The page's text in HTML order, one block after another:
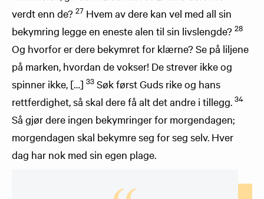
verdt enn de? 27 Hvem av dere kan vel med all sin
bekymring legge en eneste alen til sin livslengde? 28
Og hvorfor er dere bekymret for klærne? Se på liljene
på marken, hvordan de vokser! De strever ikke og
spinner ikke, […] 33 Søk først Guds rike og hans
rettferdighet, så skal dere få alt det andre i tillegg. 34
Så gjør dere ingen bekymringer for morgendagen;
morgendagen skal bekymre seg for seg selv. Hver
dag har nok med sin egen plage.